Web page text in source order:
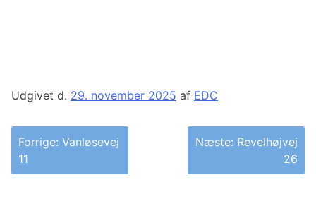
Udgivet d. 29. november 2025 af EDC
Indlægsnavigation
Forrige: Vanløsevej
11
Næste: Revelhøjvej
26